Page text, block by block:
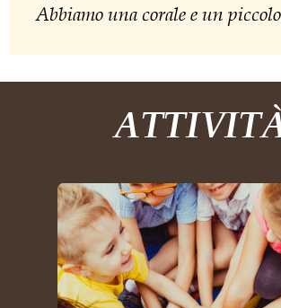
Abbiamo una corale e un